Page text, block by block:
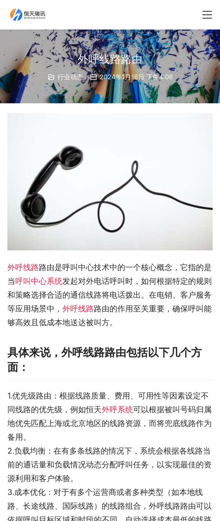
外呼线路路由
行业动态 2024年1月16日 下午4:06
外呼线路路由是呼叫中心技术中的一个核心概念，它指的是
当呼叫中心系统发起对外电话呼叫时，如何根据特定的规则
和策略选择合适的通信线路将电话拨出。在电销、客户服务
等应用场景中， 外呼线路路由的作用至关重要，确保呼叫能
够高效且低成本地送达被叫方。
具体来说，外呼线路路由包括以下几个方
面：
1.优先级路由：根据线路质量、费用、可用性等因素设定不
同线路的优先级，例如恒天外呼系统可以根据被叫号码归属
地优先匹配上海或北京地区的线路资源，而将兜底线路作为
备用。
2.负载均衡：在有多条线路的情况下，系统会根据各线路当
前的通话量和负载情况动态分配呼叫任务，以实现最佳的资
源利用和客户体验。
3.成本优化：对于有多个运营商或者多种类型（如本地线
路、长途线路、国际线路）的线路组合，外呼线路路由可以